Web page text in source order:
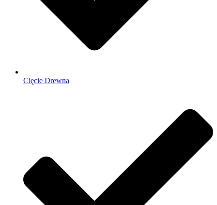
Cięcie Drewna